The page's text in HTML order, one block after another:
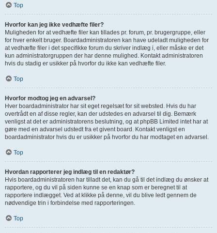
Top
Hvorfor kan jeg ikke vedhæfte filer?
Muligheden for at vedhæfte filer kan tillades pr. forum, pr. brugergruppe, eller
for hver enkelt bruger. Boardadministratoren kan have udeladt muligheden for
at vedhæfte filer i det specifikke forum du skriver indlæg i, eller måske er det
kun administratorgruppen der har denne mulighed. Kontakt administratoren
hvis du stadig er usikker på hvorfor du ikke kan vedhæfte filer.
Top
Hvorfor modtog jeg en advarsel?
Hver boardadministrator har sit eget regelsæt for sit websted. Hvis du har
overtrådt en af disse regler, kan der udstedes en advarsel til dig. Bemærk
venligst at det er administratorens beslutning, og at phpBB Limited intet har at
gøre med en advarsel udstedt fra et givent board. Kontakt venligst en
boardadministrator hvis du er usikker på hvorfor du har modtaget en advarsel.
Top
Hvordan rapporterer jeg indlæg til en redaktør?
Hvis boardadministratoren har tilladt det, kan du gå til det indlæg du ønsker at
rapportere, og du vil på siden kunne se en knap som er beregnet til at
rapportere indlægget. Ved at klikke på denne, vil du blive ledt gennem de
nødvendige trin i forbindelse med rapporteringen.
Top